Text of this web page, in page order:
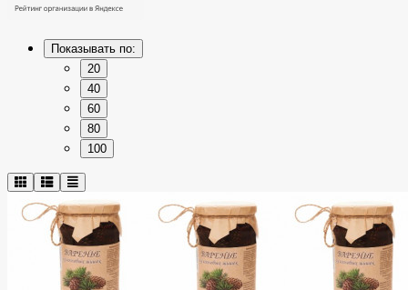
Показывать по:
20
40
60
80
100